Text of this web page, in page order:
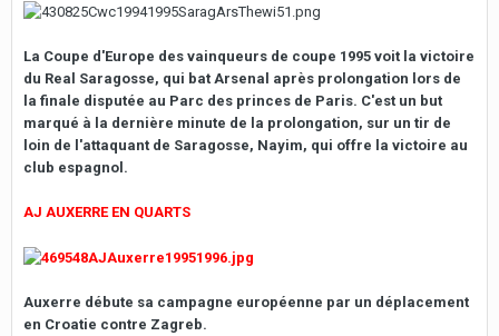
La Coupe d'Europe des vainqueurs de coupe 1995 voit la victoire
du Real Saragosse, qui bat Arsenal après prolongation lors de
la finale disputée au Parc des princes de Paris. C'est un but
marqué à la dernière minute de la prolongation, sur un tir de
loin de l'attaquant de Saragosse, Nayim, qui offre la victoire au
club espagnol.
AJ AUXERRE EN QUARTS
Auxerre débute sa campagne européenne par un déplacement
en Croatie contre Zagreb.